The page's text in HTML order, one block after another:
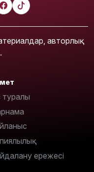
авторлық
туралы
ережесі